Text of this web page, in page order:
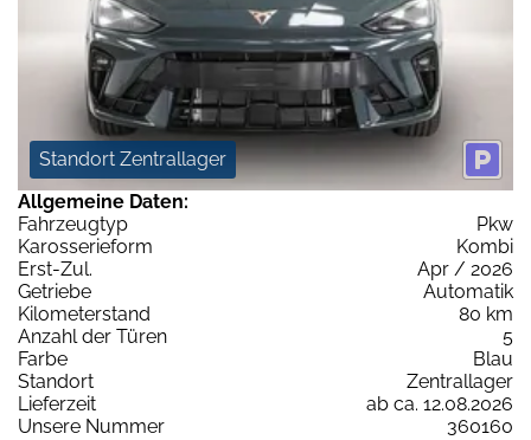
Standort Zentrallager
Allgemeine Daten:
Fahrzeugtyp
Pkw
Karosserieform
Kombi
Erst-Zul.
Apr / 2026
Getriebe
Automatik
Kilometerstand
80 km
Anzahl der Türen
5
Farbe
Blau
Standort
Zentrallager
Lieferzeit
ab ca. 12.08.2026
Unsere Nummer
360160